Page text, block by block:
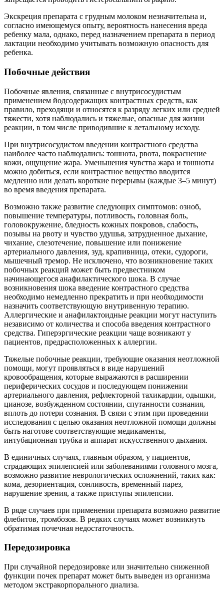
Экскреция препарата с грудным молоком незначительна и,
согласно имеющемуся опыту, вероятность нанесения вреда
ребенку мала, однако, перед назначением препарата в период
лактации необходимо учитывать возможную опасность для
ребенка.
Побочные действия
Побочные явления, связанные с внутрисосудистым
применением йодсодержащих контрастных средств, как
правило, преходящи и относятся к разряду легких или средней
тяжести, хотя наблюдались и тяжелые, опасные для жизни
реакции, в том числе приводившие к летальному исходу.
При внутрисосудистом введении контрастного средства
наиболее часто наблюдались: тошнота, рвота, покраснение
кожи, ощущение жара. Уменьшения чувства жара и тошноты
можно добиться, если контрастное вещество вводится
медленно или делать короткие перерывы (каждые 3–5 минут)
во время введения препарата.
Возможно также развитие следующих симптомов: озноб,
повышение температуры, потливость, головная боль,
головокружение, бледность кожных покровов, слабость,
позывы на рвоту и чувство удушья, затрудненное дыхание,
чихание, слезотечение, повышение или понижение
артериального давления, зуд, крапивница, отеки, судороги,
мышечный тремор. Не исключено, что возникновение таких
побочных реакций может быть предвестником
начинающегося анафилактического шока. В случае
возникновения шока введение контрастного средства
необходимо немедленно прекратить и при необходимости
назначить соответствующую внутривенную терапию.
Аллергические и анафилактоидные реакции могут наступить
независимо от количества и способа введения контрастного
средства. Гиперэргические реакции чаще возникают у
пациентов, предрасположенных к аллергии.
Тяжелые побочные реакции, требующие оказания неотложной
помощи, могут проявляться в виде нарушений
кровообращения, которые выражаются в расширении
периферических сосудов и последующем понижении
артериального давления, рефлекторной тахикардии, одышки,
цианозе, возбужденном состоянии, спутанности сознания,
вплоть до потери сознания. В связи с этим при проведении
исследования с целью оказания неотложной помощи должны
быть наготове соответствующие медикаменты,
интубационная трубка и аппарат искусственного дыхания.
В единичных случаях, главным образом, у пациентов,
страдающих эпилепсией или заболеваниями головного мозга,
возможно развитие неврологических осложнений, таких как:
кома, дезориентация, сонливость, временный парез,
нарушение зрения, а также приступы эпилепсии.
В ряде случаев при применении препарата возможно развитие
флебитов, тромбозов. В редких случаях может возникнуть
обратимая почечная недостаточность.
Передозировка
При случайной передозировке или значительно сниженной
функции почек препарат может быть выведен из организма
методом экстракорпорального диализа.